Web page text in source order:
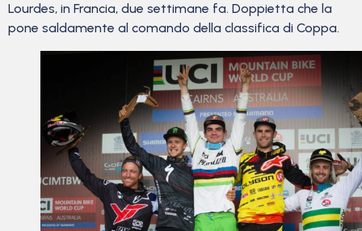
Lourdes, in Francia, due settimane fa. Doppietta che la
pone saldamente al comando della classifica di Coppa.